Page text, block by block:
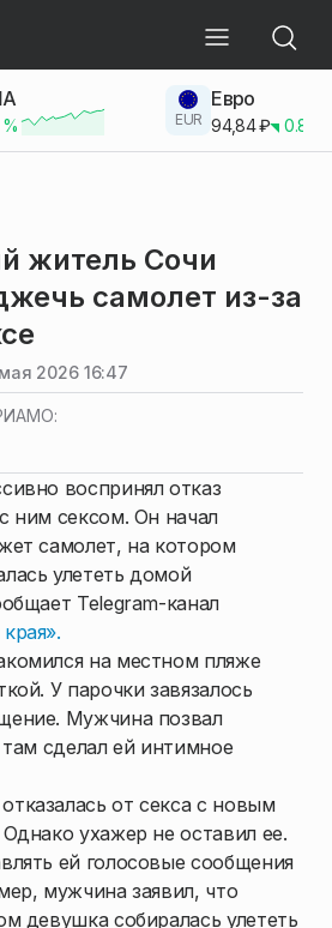
% EUR
Евро
94,84₽ 0.83
житель Сочи
самолет из-за
2026 16:47
воспринял отказ
ним сексом. Он начал
самолет, на котором
улететь домой
Telegram-канал
на местном пляже
У парочки завязалось
Мужчина позвал
сделал ей интимное
от секса с новым
ухажер не оставил ее.
ей голосовые сообщения
мужчина заявил, что
девушка собиралась улететь